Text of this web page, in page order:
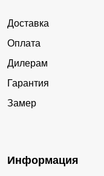
Доставка
Оплата
Дилерам
Гарантия
Замер
Информация